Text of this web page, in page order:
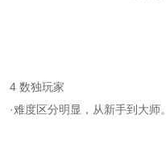
4 数独玩家
·难度区分明显，从新手到大师。